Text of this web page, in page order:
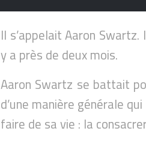
Il s’appelait Aaron
y a près de deux mois.
Aaron Swartz se battait
d’une manière générale
faire de sa vie : la